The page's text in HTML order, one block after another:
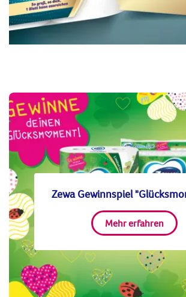
Zewa Gewinnspiel
Mehr erfahren